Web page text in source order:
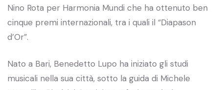
Nino Rota per Harmonia Mundi che ha ottenuto ben
cinque premi internazionali, tra i quali il “Diapason
d’Or”.
Nato a Bari, Benedetto Lupo ha iniziato gli studi
musicali nella sua città, sotto la guida di Michele